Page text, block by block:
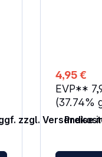
zzgl.
und
Inhalt: 100
in
4,95 €
EVP**
(37.74%
Preise